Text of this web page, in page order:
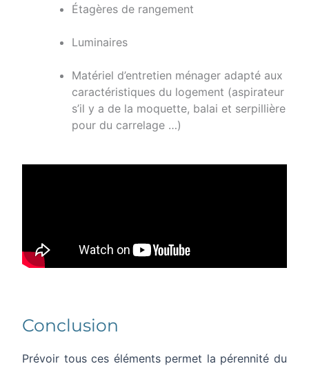
Étagères de rangement
Luminaires
Matériel d’entretien ménager adapté aux
caractéristiques du logement (aspirateur
s’il y a de la moquette, balai et serpillière
pour du carrelage …)
Conclusion
Prévoir tous ces éléments permet la pérennité du